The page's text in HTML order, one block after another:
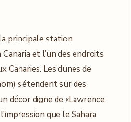
principale station
et l’un des endroits
Canaries. Les dunes de
s’étendent sur des
décor digne de «Lawrence
l’impression que le Sahara